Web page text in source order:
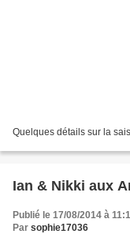
Quelques détails sur la
Publié le 17/08/2014 à
Par sophie17036